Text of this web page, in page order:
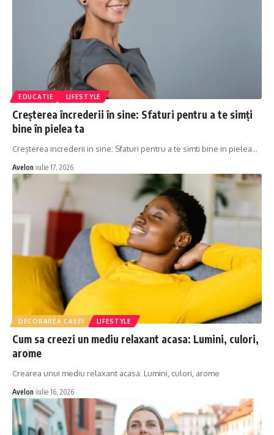
EDUCATIE LIFESTYLE
Creșterea încrederii în sine: Sfaturi pentru a te simți
bine în pielea ta
Creșterea increderii in sine: Sfaturi pentru a te simti bine in pielea…
Avelon iulie 17, 2026
DECORAREA CASEI LIFESTYLE
Cum sa creezi un mediu relaxant acasa: Lumini, culori,
arome
Crearea unui mediu relaxant acasa: Lumini, culori, arome
Avelon iulie 16, 2026